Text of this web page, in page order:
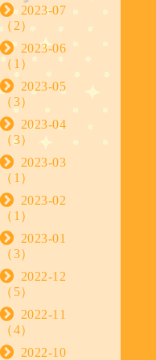
2023-07
（2）
2023-06
（1）
2023-05
（3）
2023-04
（3）
2023-03
（1）
2023-02
（1）
2023-01
（3）
2022-12
（5）
2022-11
（4）
2022-10